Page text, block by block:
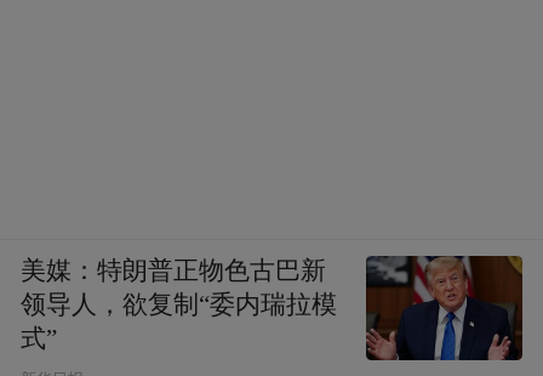
美媒：特朗普正物色古巴新
领导人，欲复制“委内瑞拉模
式”